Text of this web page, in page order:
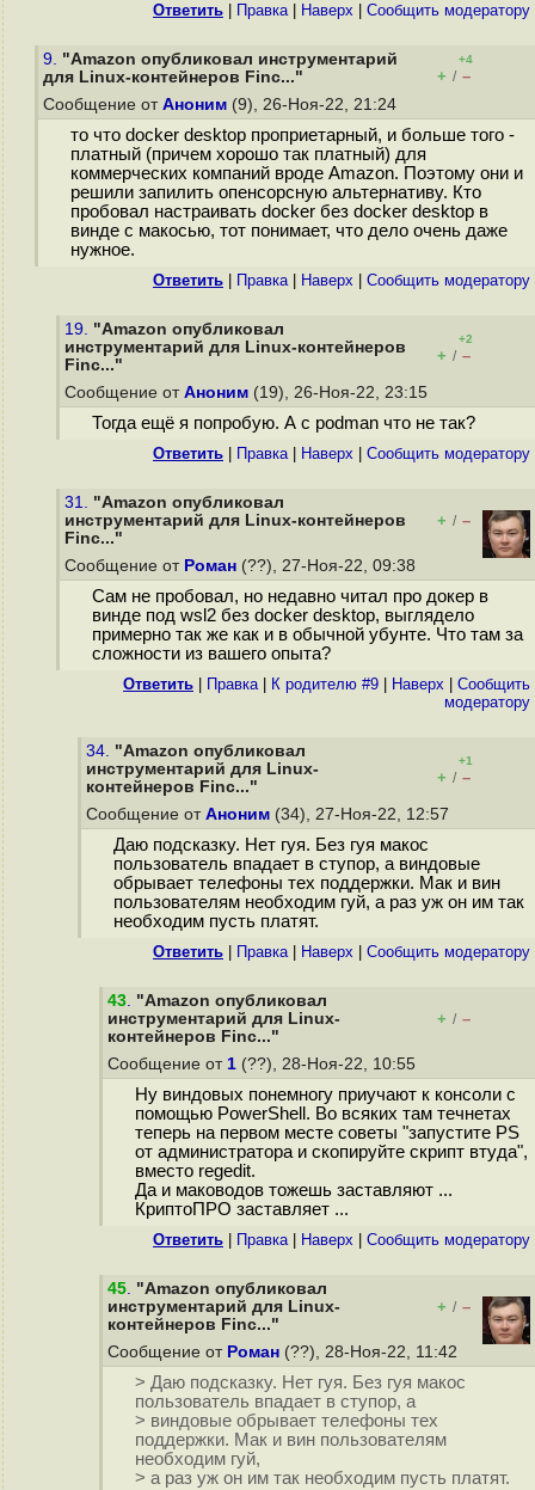
Ответить Правка| Наверх Cообщить модератору
9. "Amazon опубликовал инструментарий
для Linux-контейнеров Finc..."
+4
+ / –
Сообщение от Аноним (9), 26-Ноя-22, 21:24
то что docker desktop проприетарный, и больше того -
платный (причем хорошо так платный) для
коммерческих компаний вроде Amazon. Поэтому они и
решили запилить опенсорсную альтернативу. Кто
пробовал настраивать docker без docker desktop в
винде с макосью, тот понимает, что дело очень даже
нужное.
Ответить Правка| Наверх Cообщить модератору
19. "Amazon опубликовал
инструментарий для Linux-контейнеров
Finc..."
+2
+ / –
Сообщение от Аноним (19), 26-Ноя-22, 23:15
Тогда ещё я попробую. А с podman что не так?
Ответить Правка| Наверх Cообщить модератору
31. "Amazon опубликовал
инструментарий для Linux-контейнеров
Finc..."
+ / –
Сообщение от Роман (??), 27-Ноя-22, 09:38
Сам не пробовал, но недавно читал про докер в
винде под wsl2 без docker desktop, выглядело
примерно так же как и в обычной убунте. Что там за
сложности из вашего опыта?
Ответить Правка| К родителю #9 Наверх
Cообщить
модератору
34. "Amazon опубликовал
инструментарий для Linux-
контейнеров Finc..."
+1
+ / –
Сообщение от Аноним (34), 27-Ноя-22, 12:57
Даю подсказку. Нет гуя. Без гуя макос
пользователь впадает в ступор, а виндовые
обрывает телефоны тех поддержки. Мак и вин
пользователям необходим гуй, а раз уж он им так
необходим пусть платят.
Ответить Правка| Наверх Cообщить модератору
43. "Amazon опубликовал
инструментарий для Linux-
контейнеров Finc..."
+ / –
Сообщение от 1 (??), 28-Ноя-22, 10:55
Ну виндовых понемногу приучают к консоли с
помощью PowerShell. Во всяких там течнетах
теперь на первом месте советы "запустите PS
от администратора и скопируйте скрипт втуда",
вместо regedit.
Да и маководов тожешь заставляют ...
КриптоПРО заставляет ...
Ответить Правка| Наверх Cообщить модератору
45. "Amazon опубликовал
инструментарий для Linux-
контейнеров Finc..."
+ / –
Сообщение от Роман (??), 28-Ноя-22, 11:42
> Даю подсказку. Нет гуя. Без гуя макос
пользователь впадает в ступор, а
> виндовые обрывает телефоны тех
поддержки. Мак и вин пользователям
необходим гуй,
> а раз уж он им так необходим пусть платят.